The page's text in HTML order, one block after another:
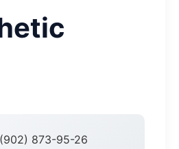
873-95-26